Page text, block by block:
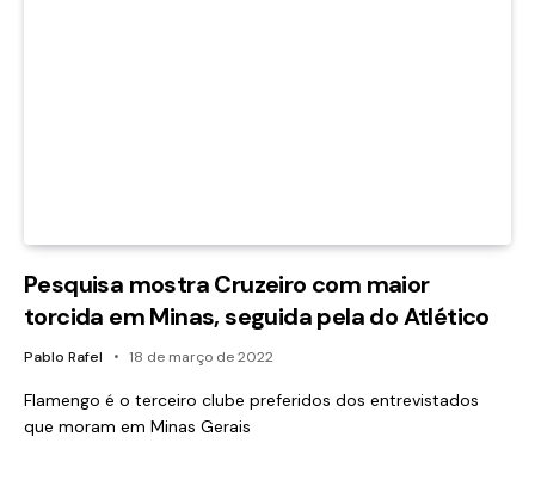
Pesquisa mostra Cruzeiro com maior
torcida em Minas, seguida pela do Atlético
Pablo Rafel 18 de março de 2022
Flamengo é o terceiro clube preferidos dos entrevistados
que moram em Minas Gerais